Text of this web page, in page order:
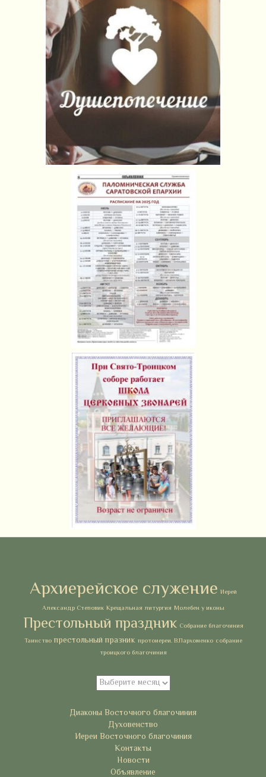
Архиерейское служение Иерей
Александр Степовик Крещальная литургия Молебен у иконы
Престольный праздник Собрание благочиния
Таинство престольный празник протоиереи. В.Пархоменко собрание
троицкого благочиния
Архивы
Диаконы Восточного благочиния
Духовенство
Иереи Восточного благочиния
Контакты
Новости
Объявление